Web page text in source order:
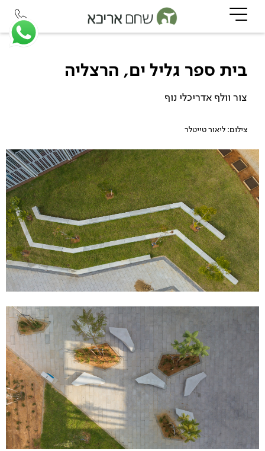
בית ספר גליל ים, הרצליה
צור וולף אדריכלי נוף
צילום: ליאור טייטלר